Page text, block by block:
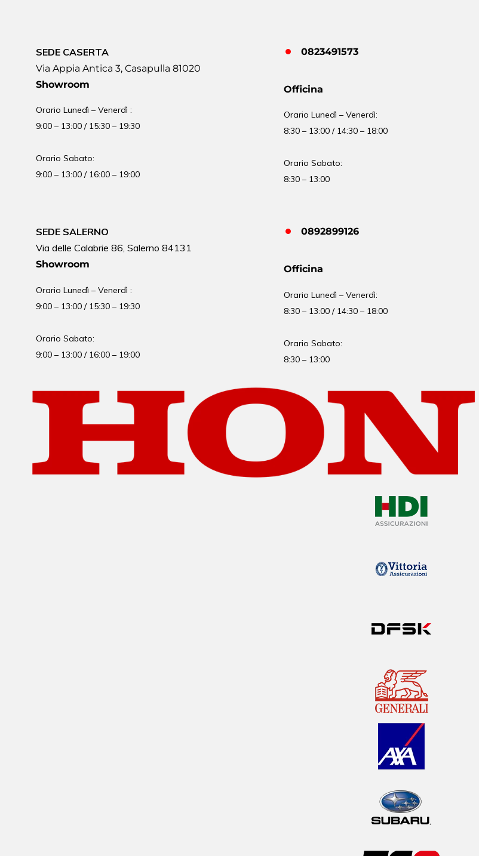
SEDE CASERTA
Via Appia Antica 3, Casapulla 81020
Showroom
Orario Lunedì – Venerdì :
9:00 – 13:00 / 15:30 – 19:30
Orario Sabato:
9:00 – 13:00 / 16:00 – 19:00
0823491573
Officina
Orario Lunedì – Venerdì:
8:30 – 13:00 / 14:30 – 18:00
Orario Sabato:
8:30 – 13:00
SEDE SALERNO
Via delle Calabrie 86, Salerno 84131
Showroom
Orario Lunedì – Venerdì :
9:00 – 13:00 / 15:30 – 19:30
Orario Sabato:
9:00 – 13:00 / 16:00 – 19:00
0892899126
Officina
Orario Lunedì – Venerdì:
8:30 – 13:00 / 14:30 – 18:00
Orario Sabato:
8:30 – 13:00